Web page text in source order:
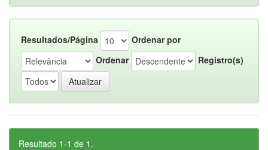
Resultados/Página
Ordenar por
Ordenar
Registro(s)
Resultado 1-1 de 1.